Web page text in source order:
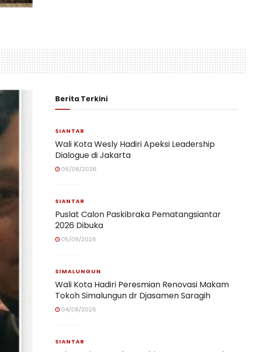
Berita Terkini
SIANTAR
Wali Kota Wesly Hadiri Apeksi Leadership
Dialogue di Jakarta
06/08/2026
SIANTAR
Puslat Calon Paskibraka Pematangsiantar
2026 Dibuka
05/08/2026
SIMALUNGUN
Wali Kota Hadiri Peresmian Renovasi Makam
Tokoh Simalungun dr Djasamen Saragih
04/08/2026
SIANTAR